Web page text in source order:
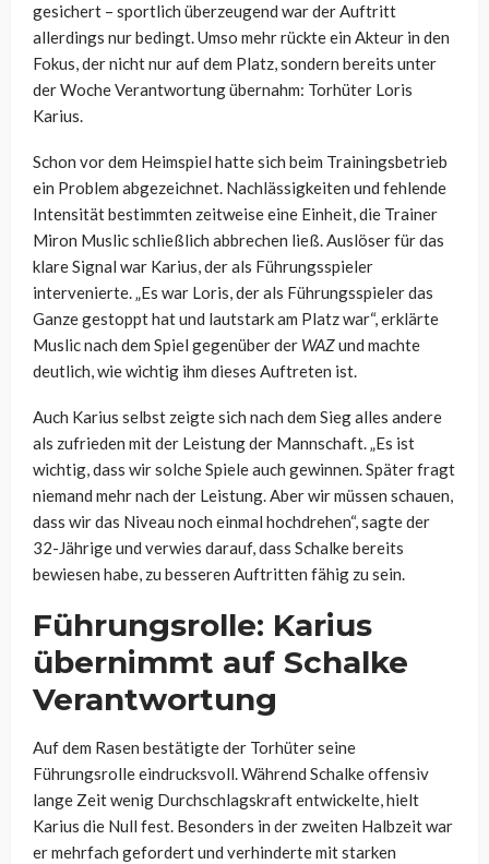
gesichert – sportlich überzeugend war der Auftritt
allerdings nur bedingt. Umso mehr rückte ein Akteur in den
Fokus, der nicht nur auf dem Platz, sondern bereits unter
der Woche Verantwortung übernahm: Torhüter Loris
Karius.
Schon vor dem Heimspiel hatte sich beim Trainingsbetrieb
ein Problem abgezeichnet. Nachlässigkeiten und fehlende
Intensität bestimmten zeitweise eine Einheit, die Trainer
Miron Muslic schließlich abbrechen ließ. Auslöser für das
klare Signal war Karius, der als Führungsspieler
intervenierte. „Es war Loris, der als Führungsspieler das
Ganze gestoppt hat und lautstark am Platz war“, erklärte
Muslic nach dem Spiel gegenüber der WAZund machte
deutlich, wie wichtig ihm dieses Auftreten ist.
Auch Karius selbst zeigte sich nach dem Sieg alles andere
als zufrieden mit der Leistung der Mannschaft. „Es ist
wichtig, dass wir solche Spiele auch gewinnen. Später fragt
niemand mehr nach der Leistung. Aber wir müssen schauen,
dass wir das Niveau noch einmal hochdrehen“, sagte der
32-Jährige und verwies darauf, dass Schalke bereits
bewiesen habe, zu besseren Auftritten fähig zu sein.
Führungsrolle: Karius
übernimmt auf Schalke
Verantwortung
Auf dem Rasen bestätigte der Torhüter seine
Führungsrolle eindrucksvoll. Während Schalke offensiv
lange Zeit wenig Durchschlagskraft entwickelte, hielt
Karius die Null fest. Besonders in der zweiten Halbzeit war
er mehrfach gefordert und verhinderte mit starken